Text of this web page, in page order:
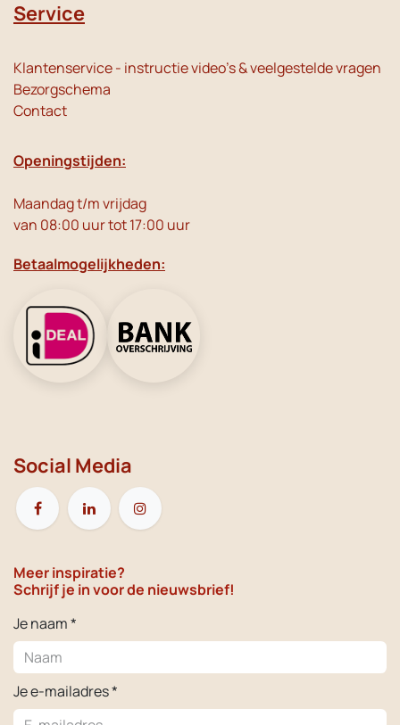
Service
Klantenservice - instructie video's & veelgestelde vragen
Bezorgschema
Contact
Openingstijden:
Maandag t/m vrijdag
van 08:00 uur tot 17:00 uur
Betaalmogelijkheden:
Social Media
Meer inspiratie?
Schrijf je in voor de nieuwsbrief!
Je naam *
Je e-mailadres *